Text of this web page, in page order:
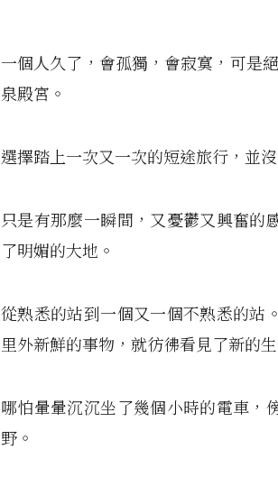
一個人久了，會孤獨，會寂寞，可是
泉殿宮。
選擇踏上一次又一次的短途旅行，並
只是有那麼一瞬間，又憂鬱又興奮的
了明媚的大地。
從熟悉的站到一個又一個不熟悉的站
里外新鮮的事物，就彷彿看見了新的
哪怕暈暈沉沉坐了幾個小時的電車，
野。